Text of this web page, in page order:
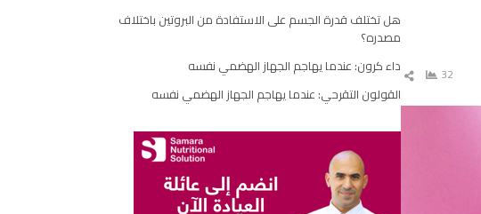
32
شارك
المقال
هل تختلف قدرة الجسم على الاستفادة من البروتين باختلاف
مصدره؟
داء كرون: عندما يهاجم الجهاز الهضمي نفسه
القولون التقرحي: عندما يهاجم الجهاز الهضمي نفسه